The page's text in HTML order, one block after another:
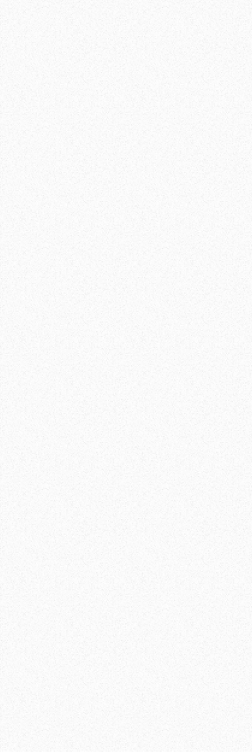
Jika dilihat dalam
March 2010 (dah
berkenaan puisi
tersebut, dan
Erza sedang
yang bahagia.
Jumlah follower
mempunyai 1131
jumlah itu merupakan
berharap Erza akan
dalam blogging,
blog dan rajin
Pendapat aku
sangat menarik.
perubahan pada
sesuai juga amat
warna blogyang sesuai
Ahah, jadi itu sahaja
Erza. Blog bersifat
bersantai membaca
Erza terus
merupakan pelajar
sesiapa yang
sendiri empunya badan
Pendapat anda